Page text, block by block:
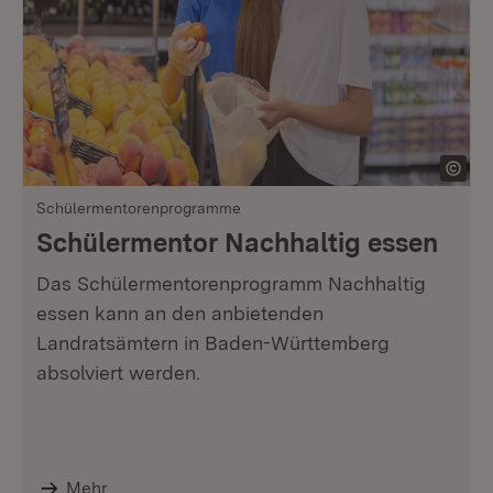
Schülermentorenprogramme
Schülermentor Nachhaltig essen
Das Schülermentorenprogramm Nachhaltig
essen kann an den anbietenden
Landratsämtern in Baden-Württemberg
absolviert werden.
Mehr